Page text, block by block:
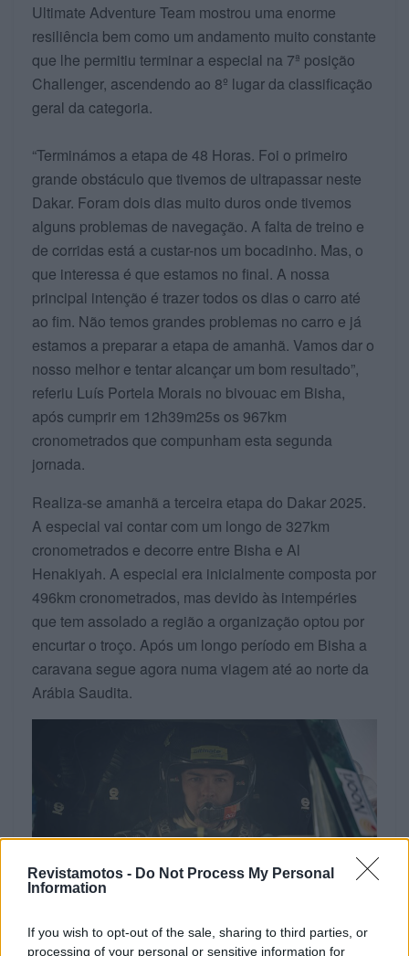
Revistamotos - Do Not Process My Personal
Information
If you wish to opt-out of the sale, sharing to third parties, or
processing of your personal or sensitive information for
Ultimate Adventure Team mostrou uma enorme
resiliência bem como um andamento muito constante
que lhe permitiu terminar a especial na 7ª posição
Challenger, ascendendo ao 8º lugar da classificação
geral da categoria.
“Terminámos a etapa de 48 Horas. Foi o primeiro
grande obstáculo que tivemos de ultrapassar neste
Dakar. Foram dois dias muito duros onde tivemos
alguns problemas de navegação. A falta de treino e
de corridas está a custar-nos um bocadinho. Mas, o
que interessa é que estamos no final. A nossa
principal intenção é trazer todos os dias o carro até
ao fim. Não temos grandes problemas no carro e já
estamos a preparar a etapa de amanhã. Vamos dar o
nosso melhor e tentar alcançar um bom resultado”,
referiu Luís Portela Morais no bivouac em Bisha,
após cumprir em 12h39m25s os 967km
cronometrados que compunham esta segunda
jornada.
Realiza-se amanhã a terceira etapa do Dakar 2025.
A especial vai contar com um longo de 327km
cronometrados e decorre entre Bisha e Al
Henakiyah. A especial era inicialmente composta por
496km cronometrados, mas devido às intempéries
que tem assolado a região a organização optou por
encurtar o troço. Após um longo período em Bisha a
caravana segue agora numa viagem até ao norte da
Arábia Saudita.